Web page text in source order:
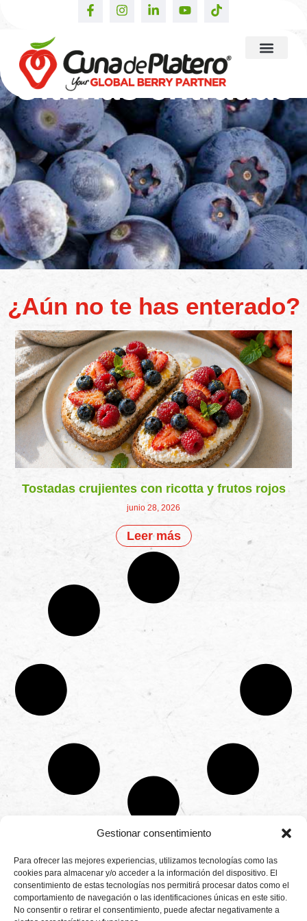
Gestionar consentimiento
Para ofrecer las mejores experiencias, utilizamos tecnologías como las
cookies para almacenar y/o acceder a la información del dispositivo. El
consentimiento de estas tecnologías nos permitirá procesar datos como el
comportamiento de navegación o las identificaciones únicas en este sitio.
No consentir o retirar el consentimiento, puede afectar negativamente a
Últimas entradas
¿Aún no te has enterado?
Tostadas crujientes con ricotta y frutos rojos
junio 28, 2026
Leer más
Productores
de
fresas,
frambuesas,
CONTÁCTANOS
Camino de
Montemayor s/n
21800 Moguer.
Huelva ESPAÑA.
Aviso legal
Política de
privacidad
Canal de denuncias